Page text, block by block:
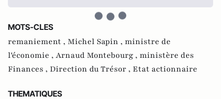
MOTS-CLES
remaniement , Michel Sapin , ministre de
l'économie , Arnaud Montebourg , ministère des
Finances , Direction du Trésor , Etat actionnaire
THEMATIQUES